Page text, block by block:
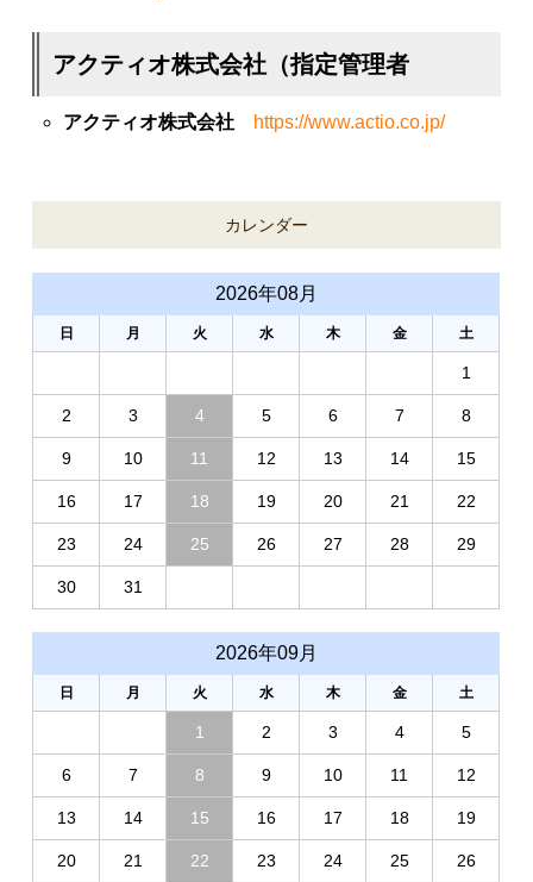
アクティオ株式会社（指定管理者
アクティオ株式会社 https://www.actio.co.jp/
カレンダー
2026年08月
日 月 火 水 木 金 土
1
2 3 4 5 6 7 8
9 10 11 12 13 14 15
16 17 18 19 20 21 22
23 24 25 26 27 28 29
30 31
2026年09月
日 月 火 水 木 金 土
1 2 3 4 5
6 7 8 9 10 11 12
13 14 15 16 17 18 19
20 21 22 23 24 25 26